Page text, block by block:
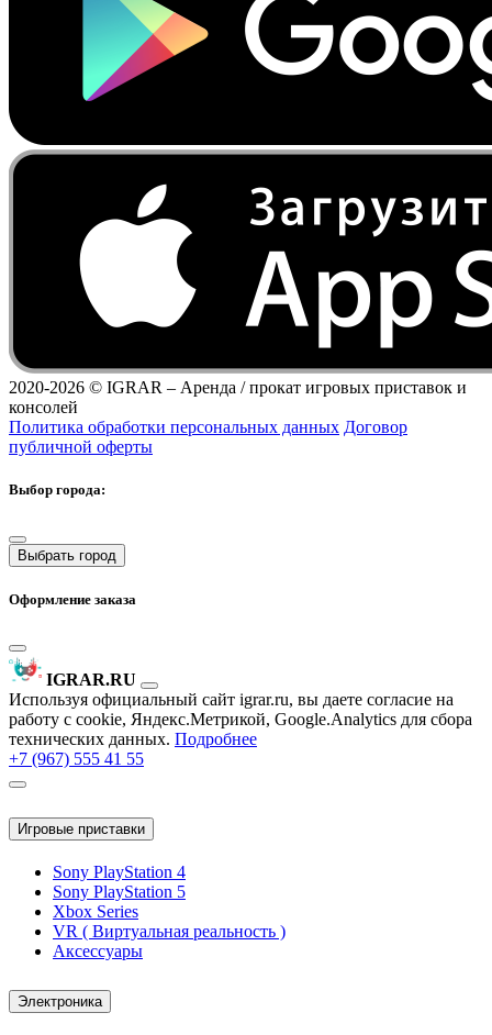
2020-2026 © IGRAR – Аренда / прокат игровых приставок и
консолей
Политика обработки персональных данных Договор
публичной оферты
Выбор города:
Выбрать город
Оформление заказа
IGRAR.RU
Используя официальный сайт igrar.ru, вы даете согласие на
работу с cookie, Яндекс.Метрикой, Google.Analytics для сбора
технических данных. Подробнее
+7 (967) 555 41 55
Игровые приставки
Sony PlayStation 4
Sony PlayStation 5
Xbox Series
VR ( Виртуальная реальность )
Аксессуары
Электроника